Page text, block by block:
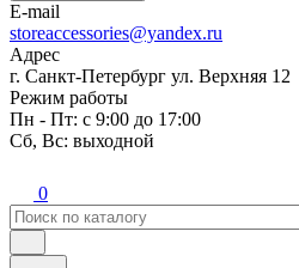
E-mail
storeaccessories@yandex.ru
Адрес
г. Санкт-Петербург ул. Верхняя 12
Режим работы
Пн - Пт: с 9:00 до 17:00
Сб, Вс: выходной
0